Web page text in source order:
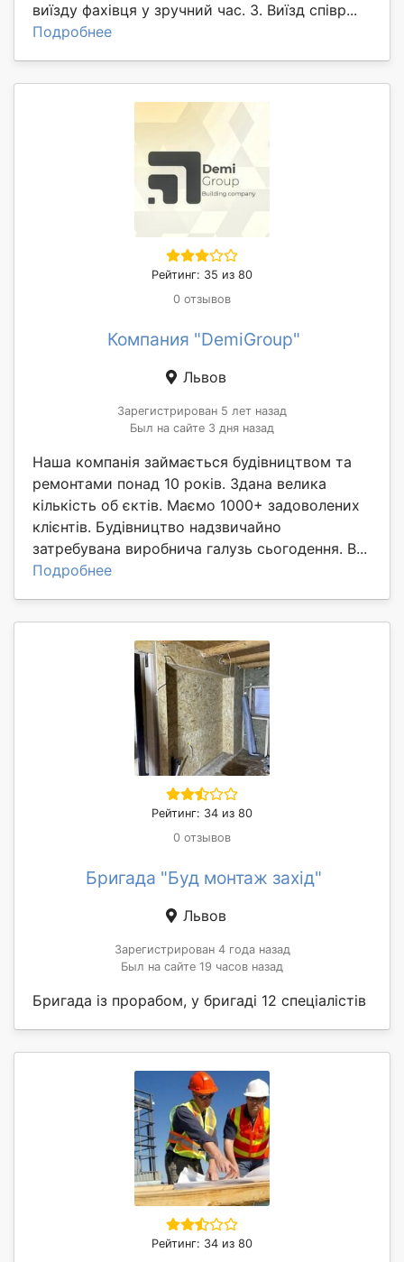
виїзду фахівця у зручний час. 3. Виїзд співр...
Подробнее
Рейтинг: 35 из 80
0 отзывов
Компания "DemiGroup"
Львов
Зарегистрирован 5 лет назад
Был на сайте 3 дня назад
Наша компанія займається будівництвом та
ремонтами понад 10 років. Здана велика
кількість об єктів. Маємо 1000+ задоволених
клієнтів. Будівництво надзвичайно
затребувана виробнича галузь сьогодення. В...
Подробнее
Рейтинг: 34 из 80
0 отзывов
Бригада "Буд монтаж захід"
Львов
Зарегистрирован 4 года назад
Был на сайте 19 часов назад
Бригада із прорабом, у бригаді 12 спеціалістів
Рейтинг: 34 из 80